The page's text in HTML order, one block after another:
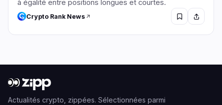
à égalité entre positions longues et courtes.
Crypto Rank News
Actualités crypto, zippées. Sélectionnées parmi